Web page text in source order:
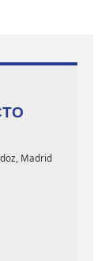
Madrid